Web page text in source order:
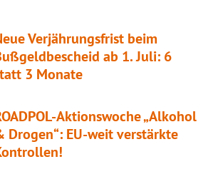
Verjährungsfrist beim
ab 1. Juli: 6
3 Monate
Aktionswoche „Alkohol
Drogen“: EU-weit verstärkte